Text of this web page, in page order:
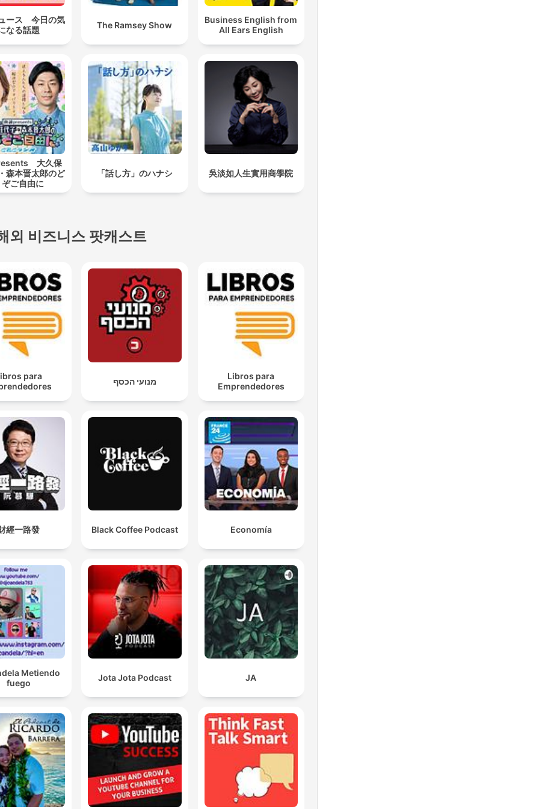
ース 今日の気
なる話題
The Ramsey Show
Business English from
All Ears English
大久保
森本晋太郎のど
ご自由に
「話し方」のハナシ 吳淡如人生實用商學院
외 비즈니스 팟캐스트
para
מנועי הכסף
Libros para
Emprendedores
經一路發 Black Coffee Podcast Economía
Metiendo
fuego
Jota Jota Podcast JA